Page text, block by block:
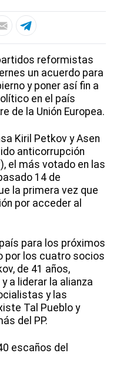
reformistas
un acuerdo para
y poner así fin a
en el país
de la Unión Europea.
Kiril Petkov y Asen
anticorrupción
el más votado en las
14 de
la primera vez que
por acceder al
para los próximos
por los cuatro socios
de 41 años,
a liderar la alianza
y las
Tal Pueblo y
del PP.
escaños del